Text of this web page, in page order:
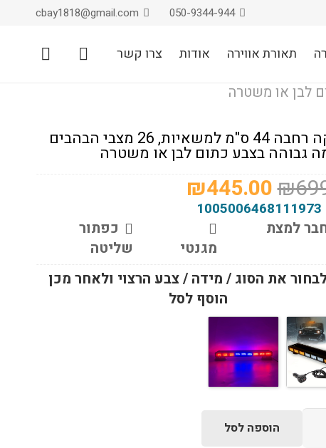
050-9344-944
cbay1818@gmail.com
תאורת אווירה אודות צרו קשר
צ'קלקה רחבה 44 ס"מ למשאיות, 26 מצבי הבהבים
גבוהה בצבע כתום לבן או משטרה
₪המחיר
המקורי
היה:
₪699.00.
₪445.00
₪445.00.
1005006468111973
למצת
מגנטי
כפתור
שליטה
את הסוג / מידה / צבע הרצוי ולאחר מכן
הוסף לסל
הוספה לסל